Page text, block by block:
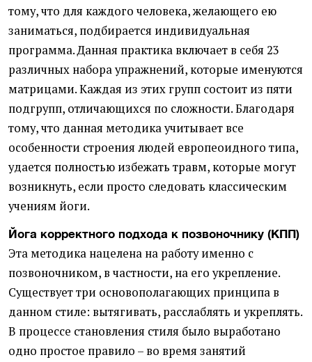
тому, что для каждого человека, желающего ею
заниматься, подбирается индивидуальная
программа. Данная практика включает в себя 23
различных набора упражнений, которые именуются
матрицами. Каждая из этих групп состоит из пяти
подгрупп, отличающихся по сложности. Благодаря
тому, что данная методика учитывает все
особенности строения людей европеоидного типа,
удается полностью избежать травм, которые могут
возникнуть, если просто следовать классическим
учениям йоги.
Йога корректного подхода к позвоночнику (КПП)
Эта методика нацелена на работу именно с
позвоночником, в частности, на его укрепление.
Существует три основополагающих принципа в
данном стиле: вытягивать, расслаблять и укреплять.
В процессе становления стиля было выработано
одно простое правило – во время занятий